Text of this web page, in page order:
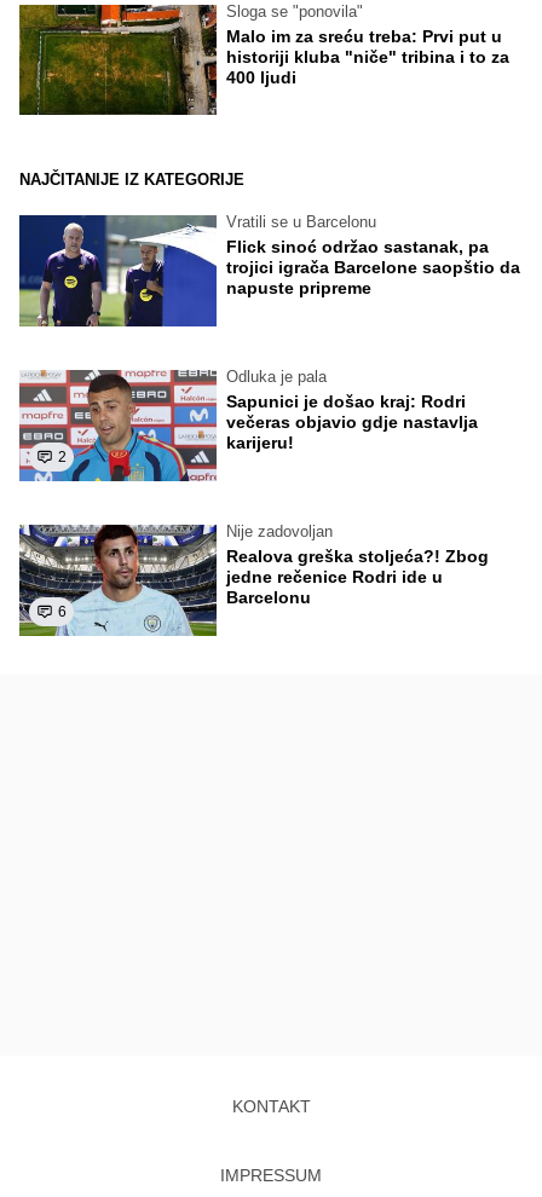
Sloga se "ponovila"
Malo im za sreću treba: Prvi put u
historiji kluba "niče" tribina i to za
400 ljudi
NAJČITANIJE IZ KATEGORIJE
Vratili se u Barcelonu
Flick sinoć održao sastanak, pa
trojici igrača Barcelone saopštio da
napuste pripreme
2
Odluka je pala
Sapunici je došao kraj: Rodri
večeras objavio gdje nastavlja
karijeru!
6
Nije zadovoljan
Realova greška stoljeća?! Zbog
jedne rečenice Rodri ide u
Barcelonu
KONTAKT
IMPRESSUM